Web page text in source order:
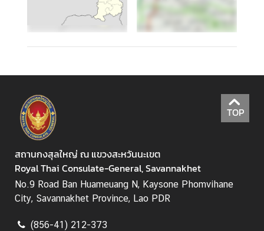
TOP
สถานกงสุลใหญ่ ณ แขวงสะหวันนะเขต
Royal Thai Consulate-General, Savannakhet
No.9 Road Ban Huameuang N, Kaysone Phomvihane
City, Savannakhet Province, Lao PDR
(856-41) 212-373